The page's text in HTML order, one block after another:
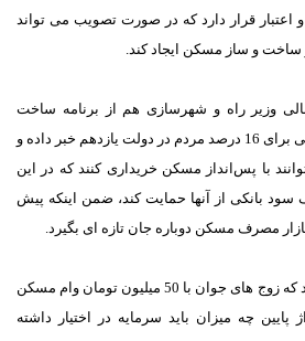
قرار دارد که در صورت تصویب می تواند
و ساز مسکن ایجاد کند.
وزیر راه و شهرسازی هم از برنامه ساخت
سالانه 50 هزار مسکن اجتماعی برای 16 درصد مردم در دولت یازدهم خبر داده و
با پس‌انداز مسکن خریداری کنند که در این
سود بانکی از آنها حمایت کند، ضمن اینکه پیش
مصرف مسکن دوباره جان تازه ای بگیرد.
حال این سوال مطرح می شود که زوج های جوان با 50 میلیون تومان وام مسکن
چه میزان باید سرمایه در اختیار داشته